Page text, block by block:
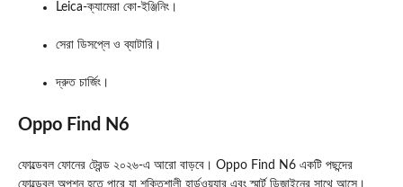
Leica‑ক্যামেরা কো‑ইঞ্জিনিং।
সেরা ডিসপ্লে ও ব্যাটারি।
দ্রুত চার্জিং।
Oppo Find N6
ফোল্ডেবল ফোনের ট্রেন্ড ২০২৬‑এ আরো বাড়বে। Oppo Find N6 একটি পছন্দের
ফোল্ডেবল অপশন হতে পারে যা শক্তিশালী হার্ডওয়্যার এবং স্মার্ট ডিজাইনের সাথে আসে।